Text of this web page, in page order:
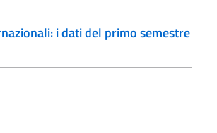
i dati del primo semestre